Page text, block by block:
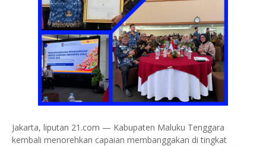
Jakarta, liputan 21.com — Kabupaten Maluku Tenggara
kembali menorehkan capaian membanggakan di tingkat